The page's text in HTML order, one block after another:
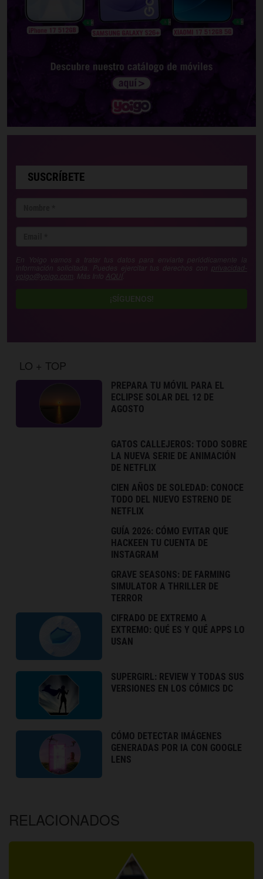
SUSCRÍBETE
En Yoigo vamos a tratar tus datos para enviarte periódicamente la
información solicitada. Puedes ejercitar tus derechos con privacidad-
yoigo@yoigo.com . Más Info AQUÍ
¡SÍGUENOS!
LO + TOP
PREPARA TU MÓVIL PARA EL
ECLIPSE SOLAR DEL 12 DE
AGOSTO
GATOS CALLEJEROS: TODO SOBRE
LA NUEVA SERIE DE ANIMACIÓN
DE NETFLIX
CIEN AÑOS DE SOLEDAD: CONOCE
TODO DEL NUEVO ESTRENO DE
NETFLIX
GUÍA 2026: CÓMO EVITAR QUE
HACKEEN TU CUENTA DE
INSTAGRAM
GRAVE SEASONS: DE FARMING
SIMULATOR A THRILLER DE
TERROR
CIFRADO DE EXTREMO A
EXTREMO: QUÉ ES Y QUÉ APPS LO
USAN
SUPERGIRL: REVIEW Y TODAS SUS
VERSIONES EN LOS CÓMICS DC
CÓMO DETECTAR IMÁGENES
GENERADAS POR IA CON GOOGLE
LENS
RELACIONADOS